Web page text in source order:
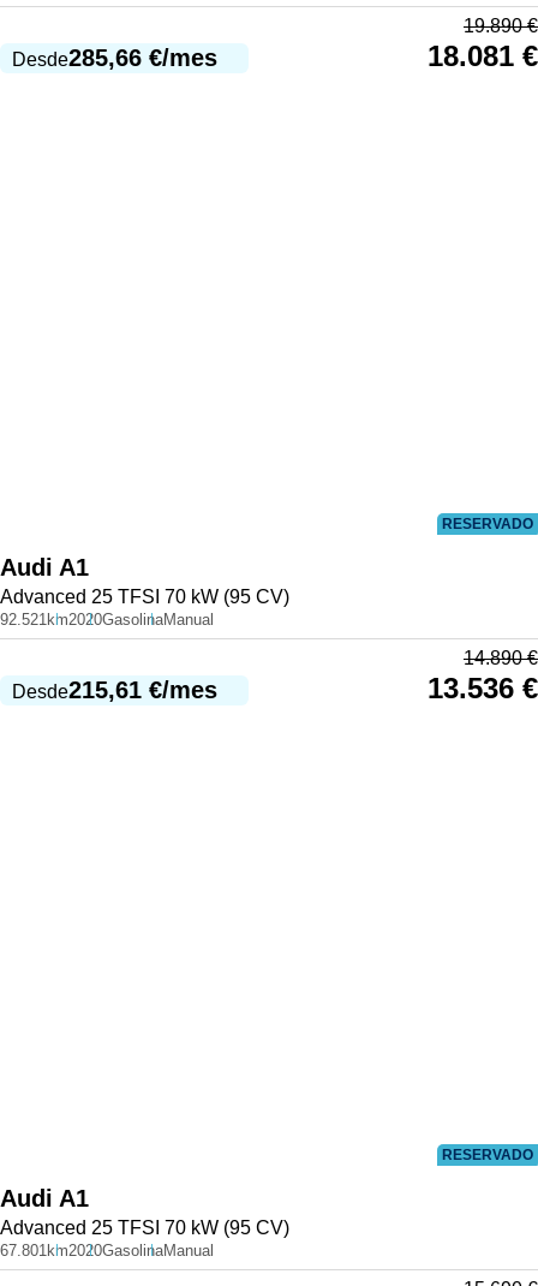
Desde285,66 €/mes
19.890€
18.081 €
RESERVADO
Audi A1
Advanced 25 TFSI 70 kW (95 CV)
92.521km2020GasolinaManual
Desde215,61 €/mes
14.890€
13.536 €
RESERVADO
Audi A1
Advanced 25 TFSI 70 kW (95 CV)
67.801km2020GasolinaManual